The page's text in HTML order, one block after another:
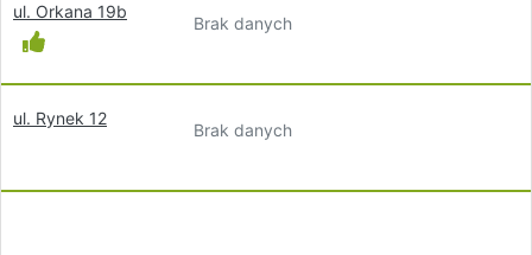
ul. Orkana 19b
Brak danych
ul. Rynek 12
Brak danych